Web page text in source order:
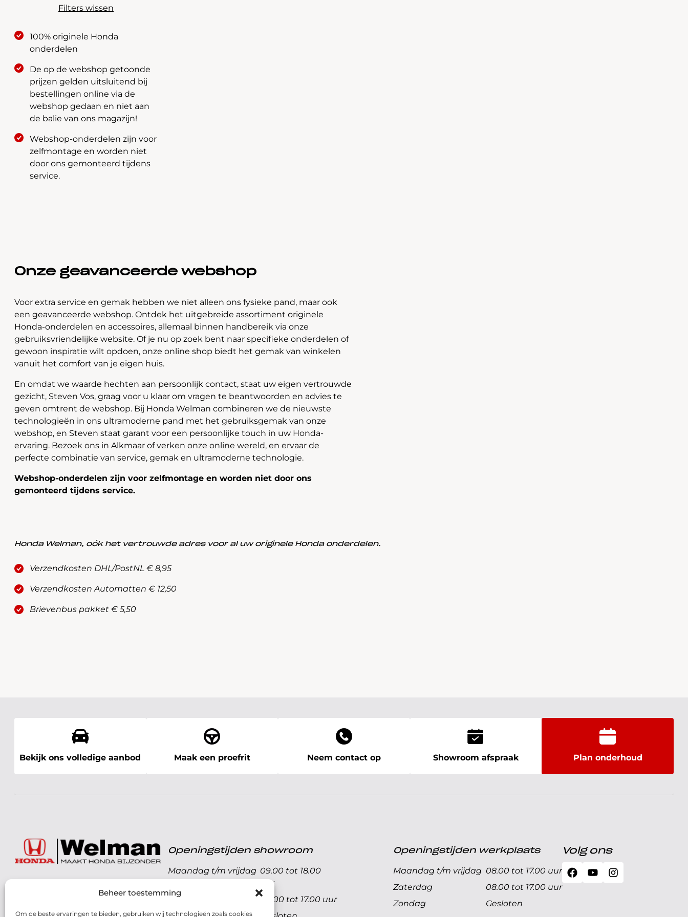
Beheer toestemming
Om de beste ervaringen te bieden, gebruiken wij technologieën zoals cookies
Filters wissen
100% originele Honda
onderdelen
De op de webshop getoonde
prijzen gelden uitsluitend bij
bestellingen online via de
webshop gedaan en niet aan
de balie van ons magazijn!
Webshop-onderdelen zijn voor
zelfmontage en worden niet
door ons gemonteerd tijdens
service.
Onze geavanceerde webshop
Voor extra service en gemak hebben we niet alleen ons fysieke pand, maar ook
een geavanceerde webshop. Ontdek het uitgebreide assortiment originele
Honda-onderdelen en accessoires, allemaal binnen handbereik via onze
gebruiksvriendelijke website. Of je nu op zoek bent naar specifieke onderdelen of
gewoon inspiratie wilt opdoen, onze online shop biedt het gemak van winkelen
vanuit het comfort van je eigen huis.
En omdat we waarde hechten aan persoonlijk contact, staat uw eigen vertrouwde
gezicht, Steven Vos, graag voor u klaar om vragen te beantwoorden en advies te
geven omtrent de webshop. Bij Honda Welman combineren we de nieuwste
technologieën in ons ultramoderne pand met het gebruiksgemak van onze
webshop, en Steven staat garant voor een persoonlijke touch in uw Honda-
ervaring. Bezoek ons in Alkmaar of verken onze online wereld, en ervaar de
perfecte combinatie van service, gemak en ultramoderne technologie.
Webshop-onderdelen zijn voor zelfmontage en worden niet door ons
gemonteerd tijdens service.
Honda Welman, oók het vertrouwde adres voor al uw originele Honda onderdelen.
Verzendkosten DHL/PostNL € 8,95
Verzendkosten Automatten € 12,50
Brievenbus pakket € 5,50
Bekijk ons volledige aanbod Maak een proefrit Neem contact op Showroom afspraak Plan onderhoud
072 - 57 16 9 40
Parelweg 3, 1812 RS
Openingstijden showroom
Maandag t/m vrijdag 09.00 tot 18.00
uur
Zaterdag
09.00 tot 17.00 uur
Openingstijden werkplaats
Maandag t/m vrijdag 08.00 tot 17.00 uur
Zaterdag
08.00 tot 17.00 uur
Zondag
Gesloten
Volg ons